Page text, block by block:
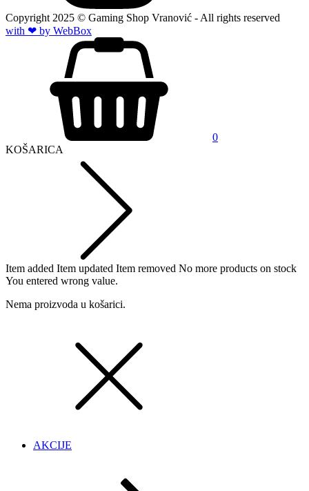
Copyright 2025 © Gaming Shop Vranović - All rights reserved
with ❤ by WebBox
0
KOŠARICA
Item added Item updated Item removed No more products on stock
You entered wrong value.
Nema proizvoda u košarici.
AKCIJE